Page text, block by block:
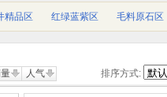
精品区 红绿蓝紫区 毛料原石区
人气 排序方式: